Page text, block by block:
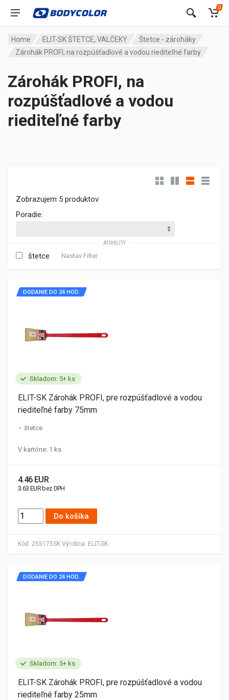
0
Home ELIT-SK ŠTETCE, VALČEKY
Štetce - zároháky
Zárohák PROFI, na rozpúšťadlové a vodou riediteľné farby
Zárohák PROFI, na
rozpúšťadlové a vodou
riediteľné farby
Zobrazujem 5 produktov
Poradie:
ATRIBÚTY
štetce Nastav Filter
Skladom: 5+ ks
Kód: 255175SK Výrobca: ELIT-SK
DODANIE DO 24 HOD.
ELIT-SK Zárohák PROFI, pre rozpúšťadlové a vodou
riediteľné farby 75mm
štetce
V kartóne: 1 ks
4.46 EUR
3.63 EUR bez DPH
Do košíka
Skladom: 5+ ks
DODANIE DO 24 HOD.
ELIT-SK Zárohák PROFI, pre rozpúšťadlové a vodou
riediteľné farby 25mm